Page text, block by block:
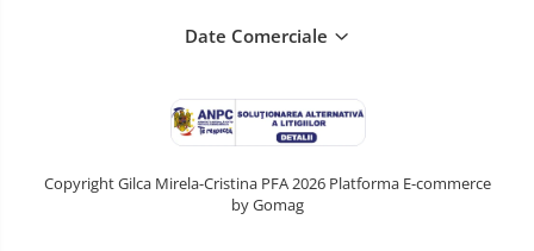
Date Comerciale
Copyright Gilca Mirela-Cristina PFA 2026 Platforma E-commerce
by Gomag